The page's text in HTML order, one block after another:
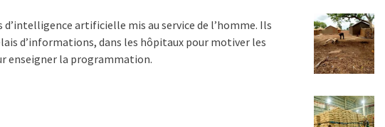
artificielle mis au service de l’homme. Ils
d’informations, dans les hôpitaux pour motiver les
enseigner la programmation.